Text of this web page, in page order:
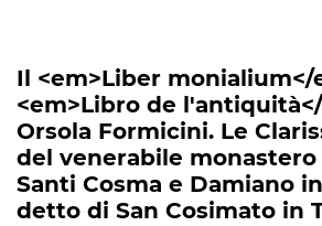
Il <em>Liber monialium</
<em>Libro de
Orsola Formicini. Le
del venerabile
Santi Cosma e Damiano
detto di San Cosimato in